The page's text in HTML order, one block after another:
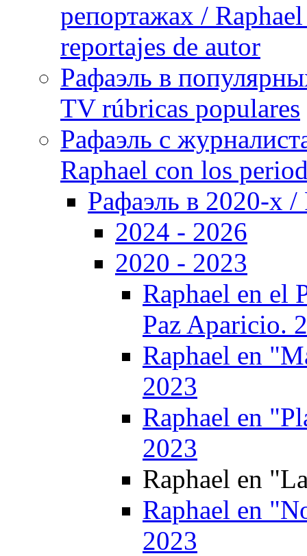
репортажах /
reportajes de autor
Рафаэль в
TV rúbricas populares
Рафаэль с
Raphael con los
Рафаэль в 2020-х /
2024 - 2026
2020 - 2023
Raphael en el
Paz Aparicio.
Raphael en
2023
Raphael en
2023
Raphael en
Raphael en
2023